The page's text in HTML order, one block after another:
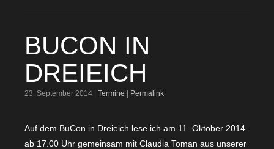
BUCON IN
DREIEICH
23. September 2014 | Termine Permalink
Auf dem BuCon in Dreieich lese ich am 11. Oktober 2014
ab 17.00 Uhr gemeinsam mit Claudia Toman aus unserer